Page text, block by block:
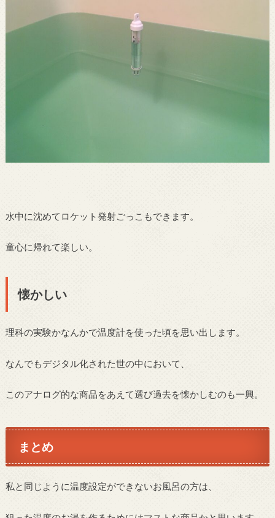
水中に沈めてロケット発射ごっこもできます。
童心に帰れて楽しい。
懐かしい
理科の実験かなんかで温度計を使った頃を思い出します。
なんでもデジタル化された世の中において、
このアナログ的な商品をあえて選び過去を懐かしむのも一興。
まとめ
私と同じように温度設定ができないお風呂の方は、